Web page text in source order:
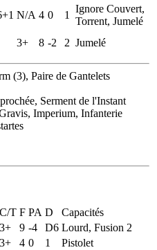
N/A 4 0 1
Ignore Couvert,
Torrent, Jumelé
3+ 8 -2 2 Jumelé
(3), Paire de Gantelets
Serment de l'Instant
Imperium, Infanterie
C/T F PA D
Capacités
3+ 9 -4 D6 Lourd, Fusion 2
3+ 4 0 1 Pistolet